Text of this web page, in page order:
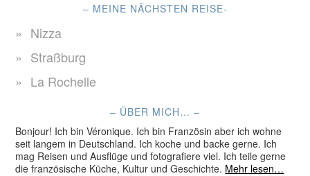
– MEINE NÄCHSTEN REISE-
Nizza
Straßburg
La Rochelle
– ÜBER MICH… –
Bonjour! Ich bin Véronique. Ich bin Französin aber ich wohne
seit langem in Deutschland. Ich koche und backe gerne. Ich
mag Reisen und Ausflüge und fotografiere viel. Ich teile gerne
die französische Küche, Kultur und Geschichte. Mehr lesen…